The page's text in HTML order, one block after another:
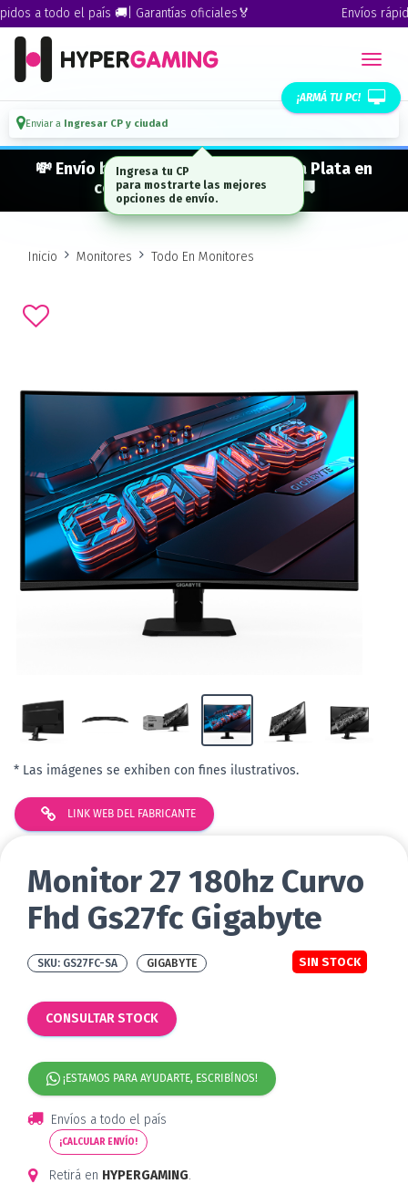
a todo el país 🚚| Garantías oficiales🏅 Envíos
¡ARMÁ TU PC!
Enviar a Ingresar CP y ciudad
💸 Envío bonificado a CABA · GBA · La Plata en
compras desde $ 300.000* 🚚
Inicio Monitores Todo En Monitores
* Las imágenes se exhiben con fines ilustrativos.
LINK WEB DEL FABRICANTE
Monitor 27 180hz Curvo
Fhd Gs27fc Gigabyte
GS27FC-SA SIN STOCK
GIGABYTE
CONSULTAR STOCK
¡ESTAMOS PARA AYUDARTE, ESCRIBÍNOS!
Envíos a todo el país
¡CALCULAR ENVÍO!
Retirá en HYPERGAMING.
Ingresa tu CP
para mostrarte las mejores
opciones de envío.